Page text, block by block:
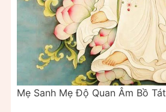
Mẹ Sanh Mẹ Độ Quan Âm Bồ Tát